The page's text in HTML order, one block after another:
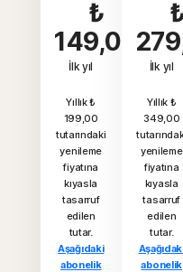
₺
149,00
İlk yıl
Yıllık ₺
199,00
tutarındaki
yenileme
fiyatına
kıyasla
tasarruf
edilen
tutar.
Aşağıdaki
abonelik
İlk yıl
Yıllık ₺
349,00
yenileme
fiyatına
kıyasla
tasarruf
edilen
tutar.
abonelik